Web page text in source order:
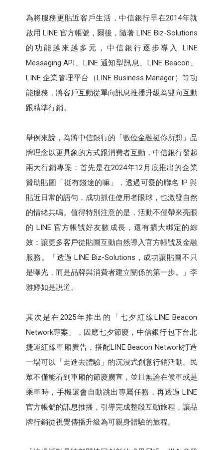
為將服務更貼近客戶生活，中信銀行早在2014年就
啟用 LINE 官方帳號，爾後，隨著 LINE Biz-Solutions
的功能越來越多元，中信銀行逐步導入 LINE
Messaging API、LINE 通知型訊息、LINE Beacon、
LINE 企業管理平台（LINE Business Manager）等功
能服務，將客戶互動從單向訊息推播升級為雙向互動
跟精準行銷。
舉例來說，為將中信銀行的「數位金融挺你所想」品
牌理念以更具象的方式跟消費者互動，中信銀行發起
兩大行銷專案：首先是在2024年12月底推出的企業
贊助貼圖「挺有錢途的嘛」，透過可愛的聯名 IP 與
貼近日常的語句，成功抓住使用者眼球，也激發自然
的情緒共鳴。值得特別注意的是，活動不僅帶來亮眼
的 LINE 官方帳號好友數成長，還有擴大綁定的綜
效：讓更多客戶從貼圖互動自然導入官方帳號及金融
服務。「透過 LINE Biz-Solutions，成功讓貼圖不只
是曝光，而是品牌與消費者建立關係的第一步。」李
雅婷如是說道。
其次是在2025年推出的「七夕紅線LINE Beacon
Network專案」，因應七夕節慶，中信銀行包下台北
捷運紅線車廂廣告，搭配LINE Beacon Network打造
一場可以「走進去體驗」的沉浸式創意行銷活動。民
眾不僅能看到車廂的節慶廣宣，並且無論在候車或是
乘車時，手機還會自動跳出專屬任務，再透過 LINE
官方帳號的訊息推播，引導完成整段互動旅程，讓品
牌行銷從視覺傳播升級為可親身體驗的旅程。